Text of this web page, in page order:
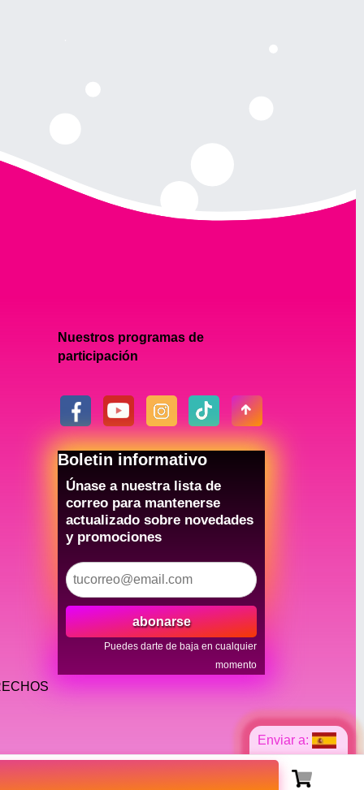
Enviar a:
Nuestros programas de
participación
Boletin informativo
Únase a nuestra lista de
correo para mantenerse
actualizado sobre novedades
y promociones
abonarse
Puedes darte de baja en cualquier
momento